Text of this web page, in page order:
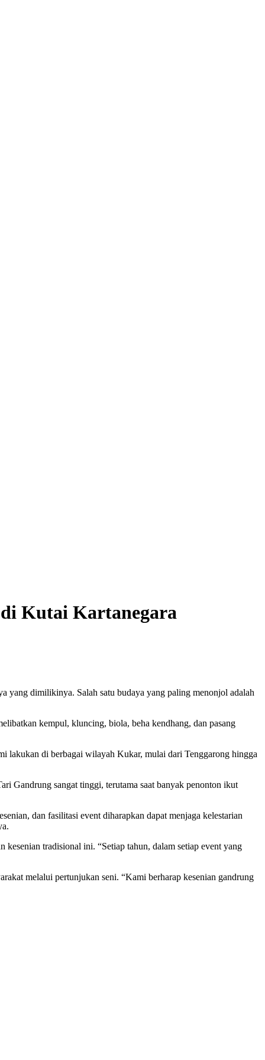
Kutai Kartanegara
yang dimilikinya. Salah satu budaya yang paling menonjol adalah
kempul, kluncing, biola, beha kendhang, dan pasang
lakukan di berbagai wilayah Kukar, mulai dari Tenggarong hingga
Gandrung sangat tinggi, terutama saat banyak penonton ikut
dan fasilitasi event diharapkan dapat menjaga kelestarian
tradisional ini. “Setiap tahun, dalam setiap event yang
melalui pertunjukan seni. “Kami berharap kesenian gandrung